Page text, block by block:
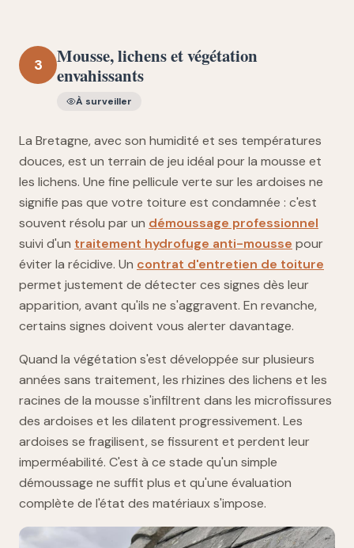
3
Mousse, lichens et végétation
envahissants
À surveiller
La Bretagne, avec son humidité et ses températures
douces, est un terrain de jeu idéal pour la mousse et
les lichens. Une fine pellicule verte sur les ardoises ne
signifie pas que votre toiture est condamnée : c'est
souvent résolu par un démoussage professionnel
suivi d'un traitement hydrofuge anti-mousse pour
éviter la récidive. Un contrat d'entretien de toiture
permet justement de détecter ces signes dès leur
apparition, avant qu'ils ne s'aggravent. En revanche,
certains signes doivent vous alerter davantage.
Quand la végétation s'est développée sur plusieurs
années sans traitement, les rhizines des lichens et les
racines de la mousse s'infiltrent dans les microfissures
des ardoises et les dilatent progressivement. Les
ardoises se fragilisent, se fissurent et perdent leur
imperméabilité. C'est à ce stade qu'un simple
démoussage ne suffit plus et qu'une évaluation
complète de l'état des matériaux s'impose.